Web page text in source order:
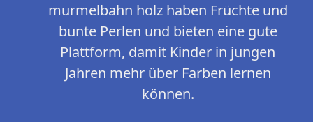
murmelbahn holz haben Früchte und
bunte Perlen und bieten eine gute
Plattform, damit Kinder in jungen
Jahren mehr über Farben lernen
können.